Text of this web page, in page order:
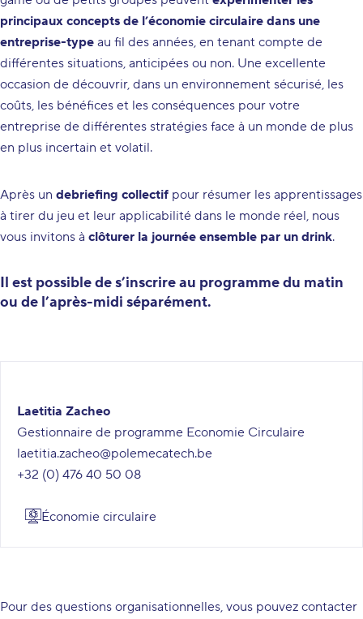
principaux concepts de l’économie circulaire dans une
entreprise-type au fil des années, en tenant compte de
différentes situations, anticipées ou non. Une excellente
occasion de découvrir, dans un environnement sécurisé, les
coûts, les bénéfices et les conséquences pour votre
entreprise de différentes stratégies face à un monde de plus
en plus incertain et volatil.
Après un debriefing collectif pour résumer les apprentissages
à tirer du jeu et leur applicabilité dans le monde réel, nous
vous invitons à clôturer la journée ensemble par un drink.
Il est possible de s’inscrire au programme du matin
ou de l’après-midi séparément.
Laetitia Zacheo
Gestionnaire de programme Economie Circulaire
laetitia.zacheo@polemecatech.be
+32 (0) 476 40 50 08
Économie circulaire
Pour des questions organisationnelles, vous pouvez contacter